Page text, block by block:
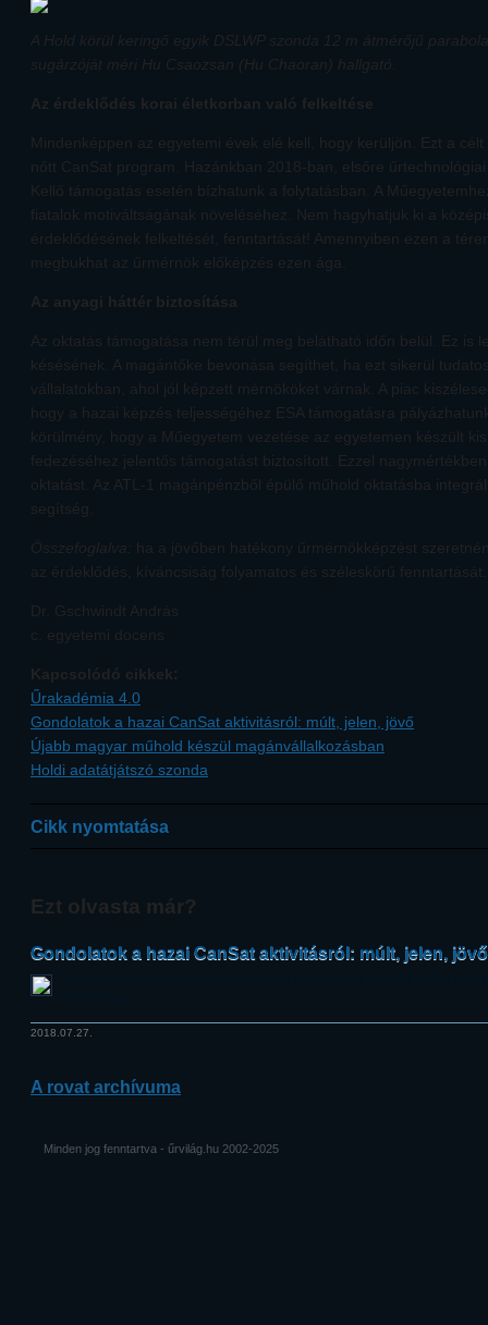
A Hold körül keringő egyik DSLWP szonda 12 m átmérőjű
sugárzóját méri Hu Csaozsan (Hu Chaoran) hallgató.
Az érdeklődés korai életkorban való felkeltése
Mindenképpen az egyetemi évek elé kell, hogy kerüljön. Ezt a
nőtt CanSat program. Hazánkban 2018-ban, elsőre
Kellő támogatás esetén bízhatunk a folytatásban. A
fiatalok motiváltságának növeléséhez. Nem hagyhatjuk ki a
érdeklődésének felkeltését, fenntartását! Amennyiben ezen a
megbukhat az űrmérnök előképzés ezen ága.
Az anyagi háttér biztosítása
Az oktatás támogatása nem térül meg belátható időn belül. Ez is
késésének. A magántőke bevonása segíthet, ha ezt sikerül
vállalatokban, ahol jól képzett mérnököket várnak. A piac
hogy a hazai képzés teljességéhez ESA támogatásra
körülmény, hogy a Műegyetem vezetése az egyetemen készült
fedezéséhez jelentős támogatást biztosított. Ezzel
oktatást. Az ATL-1 magánpénzből épülő műhold oktatásba
segítség.
Összefoglalva: ha a jövőben hatékony űrmérnökképzést
az érdeklődés, kíváncsiság folyamatos és széleskörű fenntartását.
Dr. Gschwindt András
c. egyetemi docens
Kapcsolódó cikkek:
Űrakadémia 4.0
Gondolatok a hazai CanSat aktivitásról: múlt, jelen, jövő
Újabb magyar műhold készül magánvállalkozásban
Holdi adatátjátszó szonda
Cikk nyomtatása
Ezt olvasta már?
Gondolatok a hazai CanSat aktivitásról: múlt, jelen, jövő
2018.07.27.
A rovat archívuma
Minden jog fenntartva - űrvilág.hu 2002-2025